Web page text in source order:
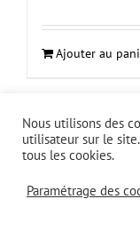
Ajouter au
Nous utilisons des
utilisateur sur le
tous les cookies.
Paramétrage des